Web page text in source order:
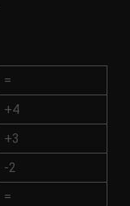
=
+4
+3
-2
=